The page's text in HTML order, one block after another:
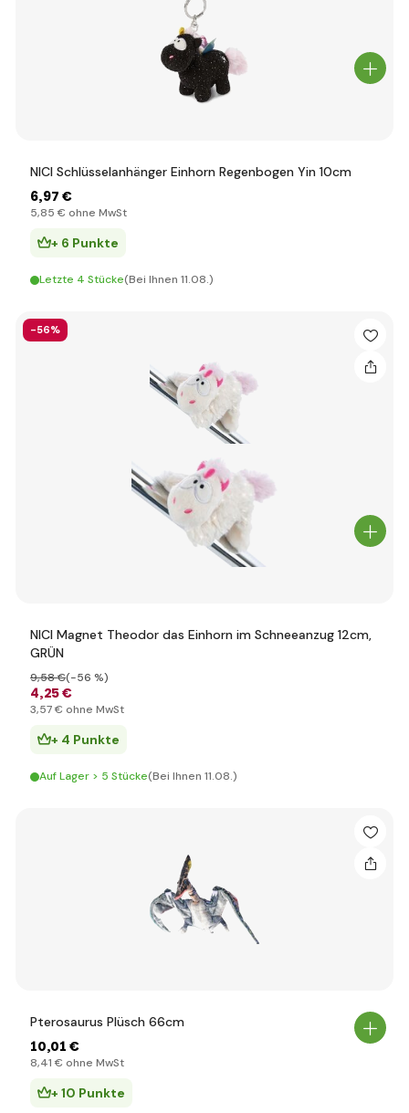
NICI Schlüsselanhänger Einhorn Regenbogen Yin 10cm
6,97 €
5,85 € ohne MwSt
+ 6 Punkte
Letzte 4 Stücke(Bei Ihnen 11.08.)
-56%
NICI Magnet Theodor das Einhorn im Schneeanzug 12cm,
GRÜN
4,25 €
9,58 €(-56 %)
3,57 € ohne MwSt
+ 4 Punkte
Auf Lager > 5 Stücke(Bei Ihnen 11.08.)
Pterosaurus Plüsch 66cm
10,01 €
8,41 € ohne MwSt
+ 10 Punkte